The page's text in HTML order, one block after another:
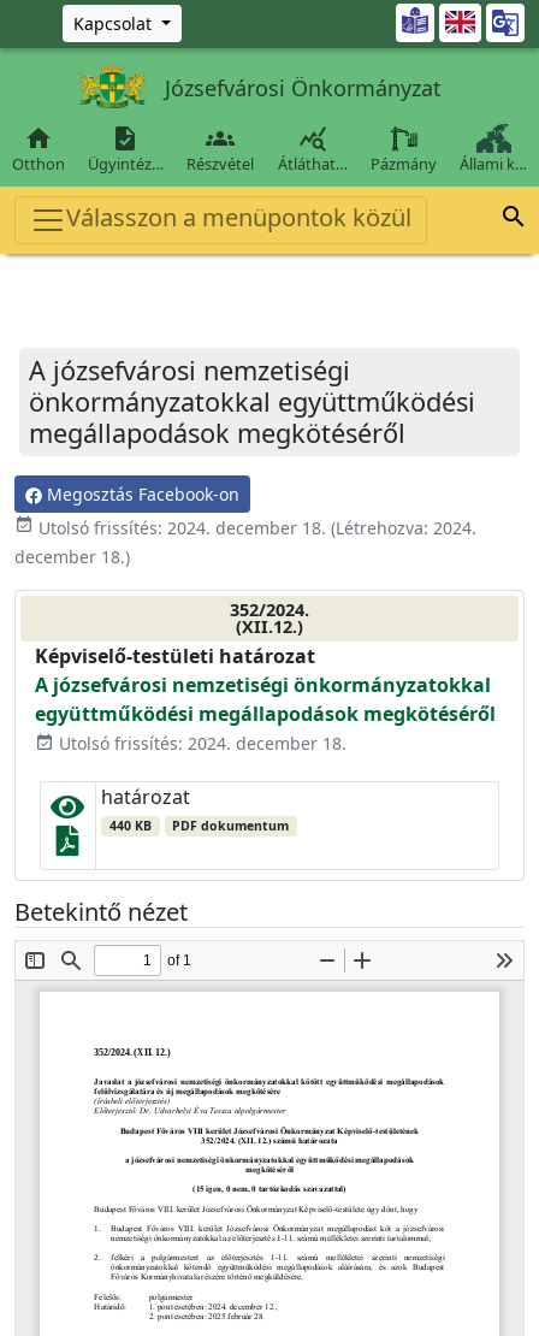
Ugrás a fő tartalomra
Kapcsolat 
Józsefvárosi Önkormányzat

Otthon

Ügyintéz…

Részvétel

Átláthat… Pázmány Állami k…
Válasszon a menüpontok közül 
A józsefvárosi nemzetiségi
önkormányzatokkal együttműködési
megállapodások megkötéséről
Megosztás Facebook-on
event_available Utolsó frissítés: 2024. december 18. (Létrehozva: 2024.
december 18.)
352/2024.
(XII.12.)
Képviselő-testületi határozat
A józsefvárosi nemzetiségi önkormányzatokkal
együttműködési megállapodások megkötéséről
event_available Utolsó frissítés: 2024. december 18.
határozat
440 KB PDF dokumentum
Betekintő nézet